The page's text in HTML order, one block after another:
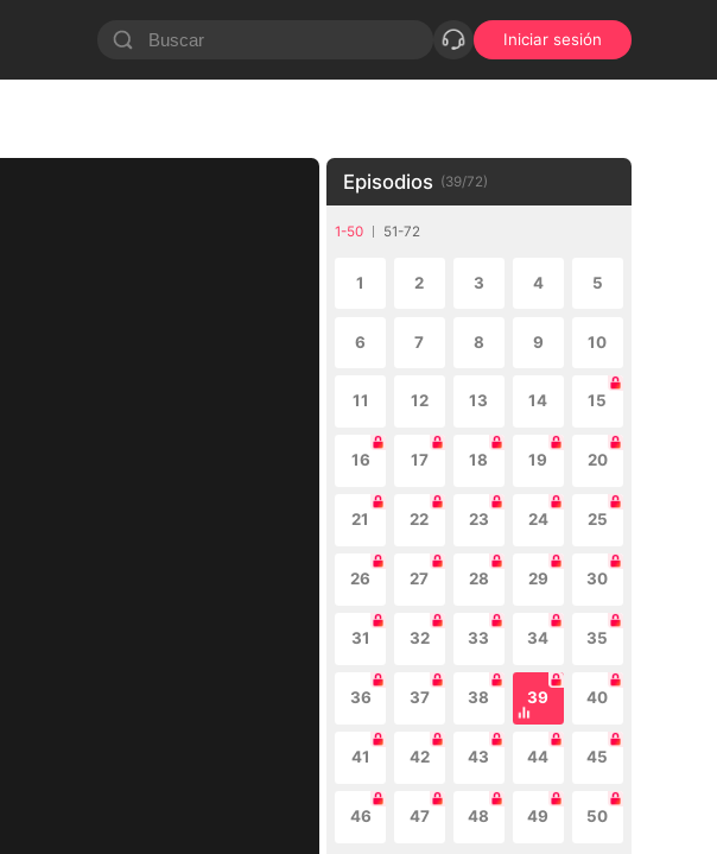
Iniciar sesión
Episodios (39/72)
1-50 51-72
1 2 3 4 5
6 7 8 9 10
11 12 13 14 15
16 17 18 19 20
21 22 23 24 25
26 27 28 29 30
31 32 33 34 35
36 37 38 39 40
41 42 43 44 45
46 47 48 49 50